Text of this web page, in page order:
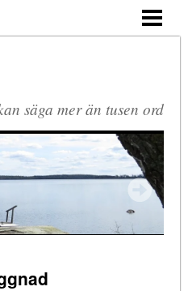
säga mer än tusen ord